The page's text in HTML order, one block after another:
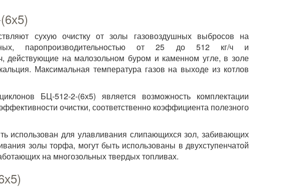
сухую очистку от золы газовоздушных выбросов на
паропроизводительностью от 25 до 512 кг/ч и
действующие на малозольном буром и каменном угле, в золе
Максимальная температура газов на выходе из котлов
БЦ-512-2-(6х5) является возможность комплектации
очистки, соответственно коэффициента полезного
использован для улавливания слипающихся зол, забивающих
золы торфа, могут быть использованы в двухступенчатой
на многозольных твердых топливах.